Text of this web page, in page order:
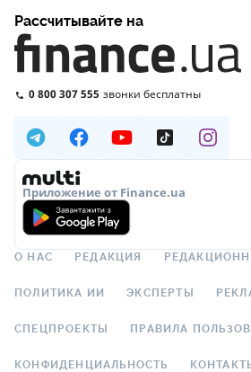
Рассчитывайте на
0 800 307 555 звонки бесплатны
Приложение от Finance.ua
О НАС РЕДАКЦИЯ
ПОЛИТИКА ИИ ЭКСПЕРТЫ
СПЕЦПРОЕКТЫ ПРАВИЛА
КОНФИДЕНЦИАЛЬНОСТЬ